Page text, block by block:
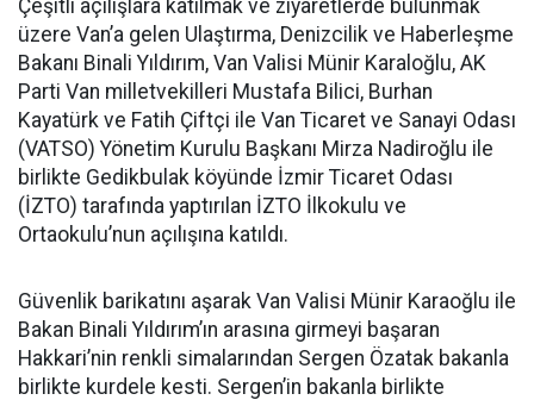
Çeşitli açılışlara katılmak ve ziyaretlerde bulunmak
üzere Van’a gelen Ulaştırma, Denizcilik ve Haberleşme
Bakanı Binali Yıldırım, Van Valisi Münir Karaloğlu, AK
Parti Van milletvekilleri Mustafa Bilici, Burhan
Kayatürk ve Fatih Çiftçi ile Van Ticaret ve Sanayi Odası
(VATSO) Yönetim Kurulu Başkanı Mirza Nadiroğlu ile
birlikte Gedikbulak köyünde İzmir Ticaret Odası
(İZTO) tarafında yaptırılan İZTO İlkokulu ve
Ortaokulu’nun açılışına katıldı.
Güvenlik barikatını aşarak Van Valisi Münir Karaoğlu ile
Bakan Binali Yıldırım’ın arasına girmeyi başaran
Hakkari’nin renkli simalarından Sergen Özatak bakanla
birlikte kurdele kesti. Sergen’in bakanla birlikte